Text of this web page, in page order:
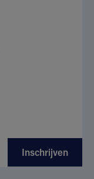
Inschrijven